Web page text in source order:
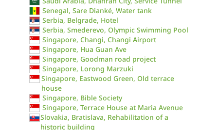
Senegal, Sare Dianké, Water tank
Serbia, Belgrade, Hotel
Serbia, Smederevo, Olympic Swimming Pool
Singapore, Changi, Changi Airport
Singapore, Hua Guan Ave
Singapore, Goodman road project
Singapore, Lorong Marzuki
Singapore, Eastwood Green, Old terrace
house
Singapore, Bible Society
Singapore, Terrace House at Maria Avenue
Slovakia, Bratislava, Rehabilitation of a
historic building